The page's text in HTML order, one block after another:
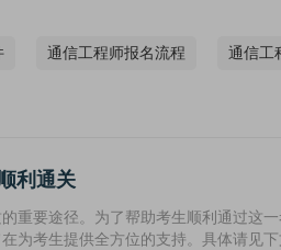
通信工程师报名流程 通信工
利通关
重要途径。为了帮助考生顺利通过这
为考生提供全方位的支持。具体请见下